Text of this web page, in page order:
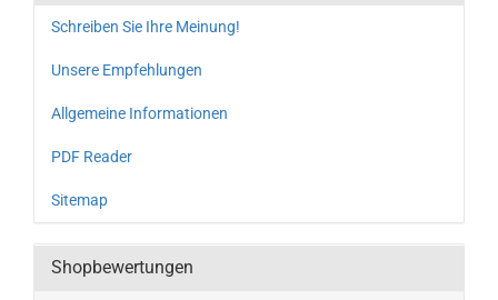
Schreiben Sie Ihre Meinung!
Unsere Empfehlungen
Allgemeine Informationen
PDF Reader
Sitemap
Shopbewertungen